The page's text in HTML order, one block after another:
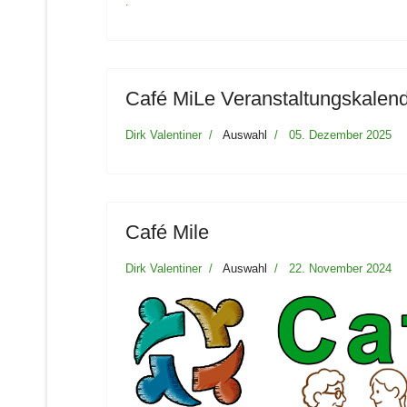
Café MiLe
Dirk Valentiner Auswahl 05. Dezember 2025
Café Mile
Dirk Valentiner Auswahl 22. November 2024